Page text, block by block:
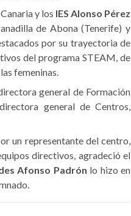
y los IES Alonso Pérez
de Abona (Tenerife) y
por su trayectoria de
del programa STEAM, de
femeninas.
general de Formación
general de Centros,
un representante del centro,
directivos, agradeció el
Afonso Padrón lo hizo en